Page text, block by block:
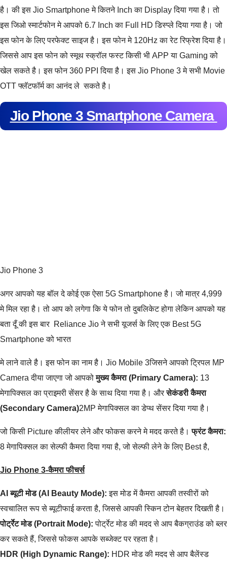
है। की इस Jio Smartphone मे कितने Inch का Display दिया गया है। तो
इस जिओ स्मार्टफोन मे आपको 6.7 Inch का Full HD डिस्प्ले दिया गया है। जो
इस फोन के लिए परफेक्ट साइज है। इस फोन मे 120Hz का रेट रिफ्रेश दिया है।
जिससे आप इस फोन को स्मूथ स्क्रॉल फस्ट किसी भी APP या Gaming को
खेल सकते है। इस फोन 360 PPI दिया है। इस Jio Phone 3 मे सभी Movie
OTT फ्लॅटफॉर्म का आनंद ले सकते है।
Jio Phone 3 Smartphone Camera
Jio Phone 3
अगर आपको यह बॉल दे कोई एक ऐसा 5G Smartphone है। जो मात्र 4,999
मे मिल रहा है। तो आप को लगेगा कि ये फोन तो दुबलिकेट होगा लेकिन आपको यह
बता दूँ की इस बार Reliance Jio ने सभी यूजर्स के लिए एक Best 5G
Smartphone को भारत
मे लाने वाले है। इस फोन का नाम है। Jio Mobile 3जिसने आपको ट्रिपल MP
Camera दीया जाएगा जो आपकोमुख्य कैमरा (Primary Camera): 13
मेगापिक्सल का प्राइमरी सेंसर है के साथ दिया गया है। औरसेकंडरी कैमरा
(Secondary Camera)2MP मेगापिक्सल का डेप्थ सेंसर दिया गया है।
जो किसी Picture कीलीयर लेने और फोकस करने मे मदद करते है।फ्रंट कैमरा:
8 मेगापिक्सल का सेल्फी कैमरा दिया गया है, जो सेल्फी लेने के लिए Best है,
Jio Phone 3-कैमरा फीचर्स
AI ब्यूटी मोड (AI Beauty Mode): इस मोड में कैमरा आपकी तस्वीरों को
स्वचालित रूप से ब्यूटीफाई करता है, जिससे आपकी स्किन टोन बेहतर दिखती है।
पोर्ट्रेट मोड (Portrait Mode): पोर्ट्रेट मोड की मदद से आप बैकग्राउंड को ब्लर
कर सकते हैं, जिससे फोकस आपके सब्जेक्ट पर रहता है।
HDR (High Dynamic Range): HDR मोड की मदद से आप बैलेंस्ड